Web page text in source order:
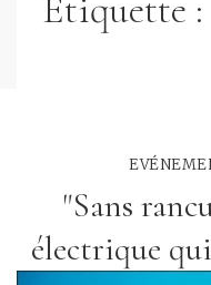
"Sans
électrique